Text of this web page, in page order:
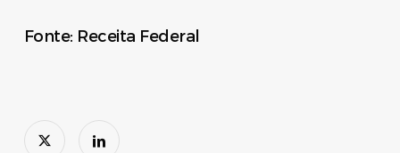
Fonte: Receita Federal